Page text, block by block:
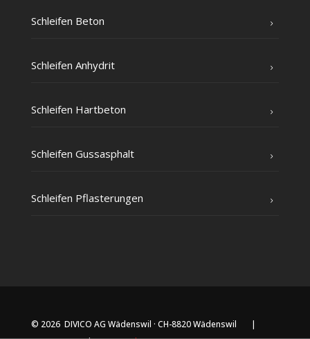
Schlei­fen Beton
Schlei­fen Anhydrit
Schlei­fen Hartbeton
Schlei­fen Gussasphalt
Schlei­fen Pflasterungen
© 2026 DIVICO AG Wädenswil · CH-8820 Wädenswil |